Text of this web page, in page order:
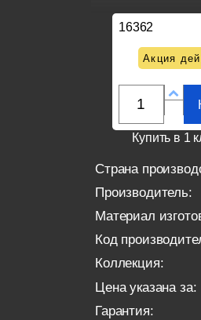
16362
Акция
Купить в 1
Страна
Производитель:
Материал
Код
Коллекция:
Цена указана за:
Гарантия: